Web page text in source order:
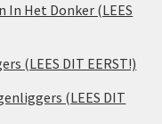
In Het Donker (LEES
(LEES DIT EERST!)
(LEES DIT